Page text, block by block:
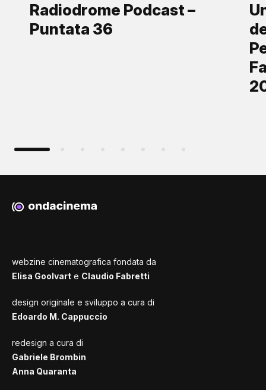
Radiodrome Podcast –
Puntata 36
webzine cinematografica fondata da
Elisa Goolvart e Claudio Fabretti
design originale e sviluppo a cura di
Edoardo M. Cappuccio
redesign a cura di
Gabriele Brombin
Anna Quaranta